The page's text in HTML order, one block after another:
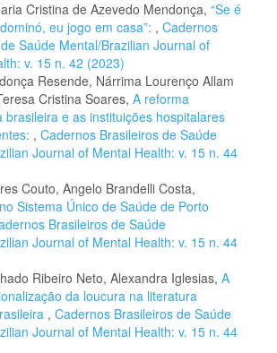
Cristina de Azevedo Mendonça, “Se é
eu jogo em casa”: , Cadernos
Saúde Mental/Brazilian Journal of
v. 15 n. 42 (2023)
Resende, Nárrima Lourenço Allam
Cristina Soares, A reforma
brasileira e as instituições hospitalares
, Cadernos Brasileiros de Saúde
Journal of Mental Health: v. 15 n. 44
Couto, Angelo Brandelli Costa,
Sistema Único de Saúde de Porto
Brasileiros de Saúde
Journal of Mental Health: v. 15 n. 44
Ribeiro Neto, Alexandra Iglesias, A
da loucura na literatura
, Cadernos Brasileiros de Saúde
Journal of Mental Health: v. 15 n. 44